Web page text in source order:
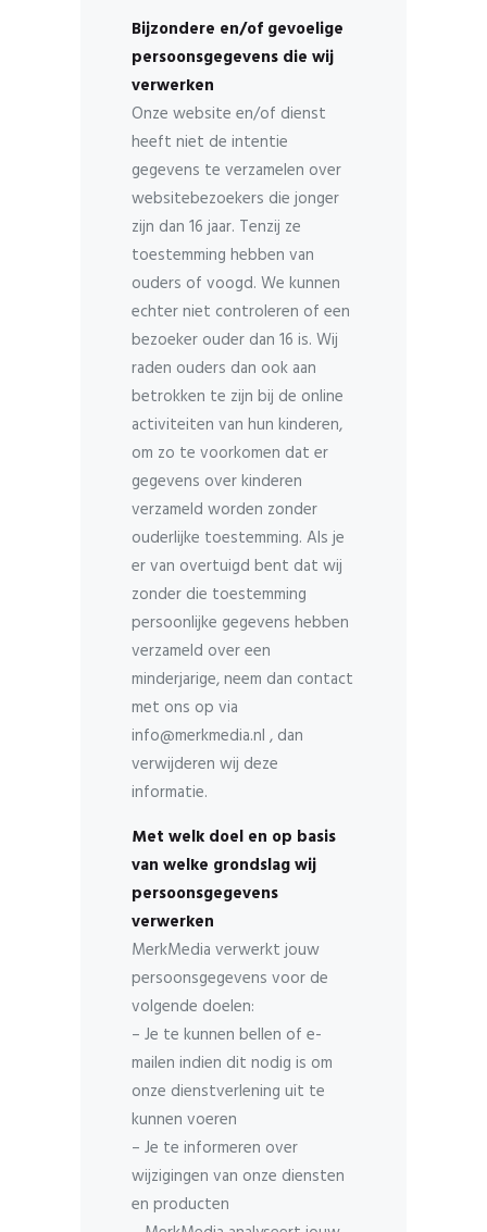
Bijzondere en/of gevoelige
persoonsgegevens die wij
verwerken
Onze website en/of dienst
heeft niet de intentie
gegevens te verzamelen over
websitebezoekers die jonger
zijn dan 16 jaar. Tenzij ze
toestemming hebben van
ouders of voogd. We kunnen
echter niet controleren of een
bezoeker ouder dan 16 is. Wij
raden ouders dan ook aan
betrokken te zijn bij de online
activiteiten van hun kinderen,
om zo te voorkomen dat er
gegevens over kinderen
verzameld worden zonder
ouderlijke toestemming. Als je
er van overtuigd bent dat wij
zonder die toestemming
persoonlijke gegevens hebben
verzameld over een
minderjarige, neem dan contact
met ons op via
info@merkmedia.nl , dan
verwijderen wij deze
informatie.
Met welk doel en op basis
van welke grondslag wij
persoonsgegevens
verwerken
MerkMedia verwerkt jouw
persoonsgegevens voor de
volgende doelen:
– Je te kunnen bellen of e-
mailen indien dit nodig is om
onze dienstverlening uit te
kunnen voeren
– Je te informeren over
wijzigingen van onze diensten
en producten